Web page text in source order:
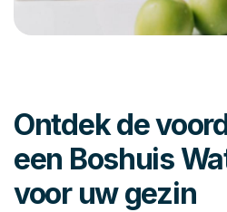
Ontdek de
een Boshuis
voor uw gezin